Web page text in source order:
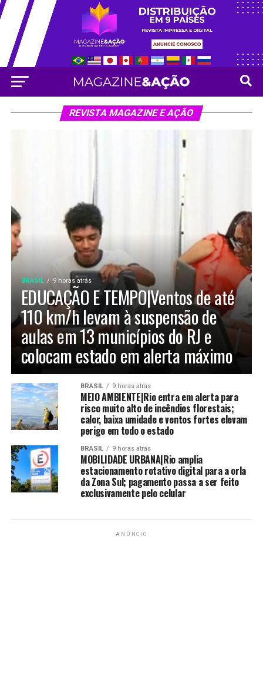
REVISTA MAGAZINE E AÇÃO
BRASIL 9 horas atrás
EDUCAÇÃO E TEMPO|Ventos de até
110 km/h levam à suspensão de
aulas em 13 municípios do RJ e
colocam estado em alerta máximo
BRASIL 9 horas atrás
MEIO AMBIENTE|Rio entra em alerta para
risco muito alto de incêndios florestais;
calor, baixa umidade e ventos fortes elevam
perigo em todo o estado
BRASIL 9 horas atrás
MOBILIDADE URBANA|Rio amplia
estacionamento rotativo digital para a orla
da Zona Sul; pagamento passa a ser feito
exclusivamente pelo celular
ANÚNCIO